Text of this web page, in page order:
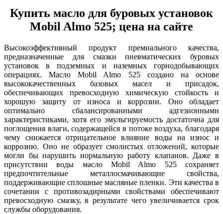
Купить масло для буровых установок
Mobil Almo 525; цена на сайте
Высокоэффективный продукт премиального качества,
предназначенные для смазки пневматических буровых
установок в подземных и наземных горнодобывающих
операциях. Масло Mobil Almo 525 создано на основе
высококачественных базовых масел и присадок,
обеспечивающих превосходную химическую стойкость и
хорошую защиту от износа и коррозии. Оно обладает
оптимально сбалансированными адгезионными
характеристиками, хотя его эмульгируемость достаточна для
поглощения влаги, содержащейся в потоке воздуха, благодаря
чему снижается отрицательное влияние воды на износ и
коррозию. Оно не образует смолистых отложений, которые
могли бы нарушить нормальную работу клапанов. Даже в
присутствии воды масло Mobil Almo 525 сохраняет
предпочтительные металлосмачивающие свойства,
поддерживающие сплошные масляные пленки. Эти качества в
сочетании с противозадирными свойствами обеспечивают
превосходную смазку, в результате чего увеличивается срок
службы оборудования.